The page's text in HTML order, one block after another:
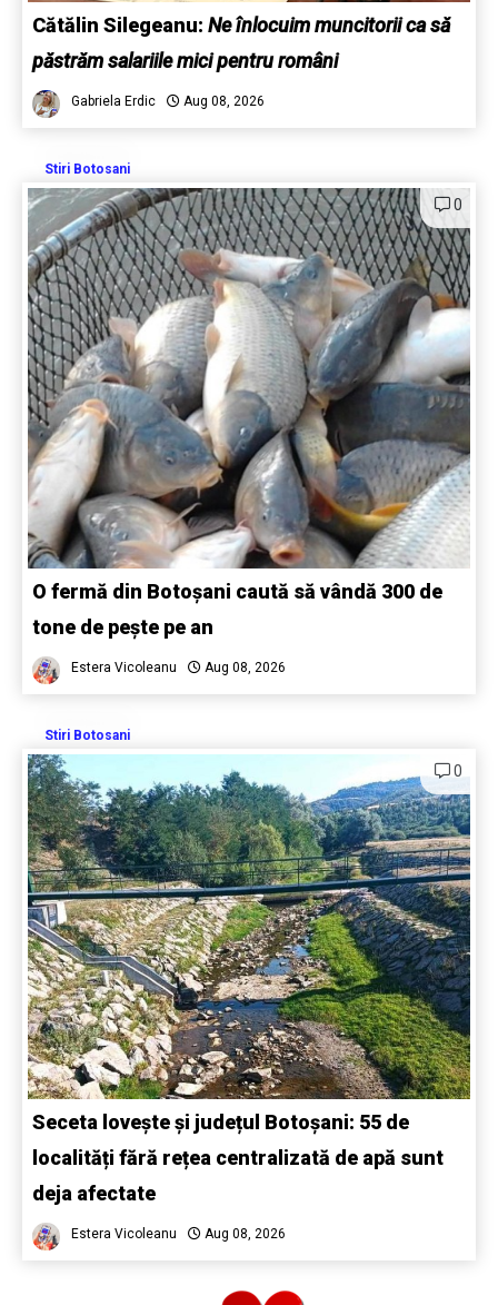
Cătălin Silegeanu: Ne înlocuim muncitorii ca să
păstrăm salariile mici pentru români
Gabriela Erdic Aug 08, 2026
Stiri Botosani
0
O fermă din Botoșani caută să vândă 300 de
tone de pește pe an
Estera Vicoleanu Aug 08, 2026
Stiri Botosani
0
Seceta lovește și județul Botoșani: 55 de
localități fără rețea centralizată de apă sunt
deja afectate
Estera Vicoleanu Aug 08, 2026